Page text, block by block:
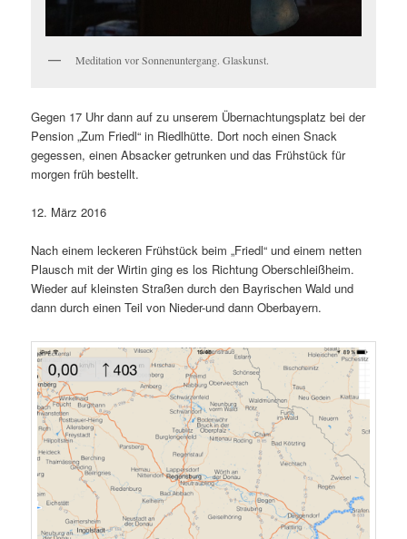
Meditation vor Sonnenuntergang. Glaskunst.
Gegen 17 Uhr dann auf zu unserem Übernachtungsplatz bei der
Pension „Zum Friedl“ in Riedlhütte. Dort noch einen Snack
gegessen, einen Absacker getrunken und das Frühstück für
morgen früh bestellt.
12. März 2016
Nach einem leckeren Frühstück beim „Friedl“ und einem netten
Plausch mit der Wirtin ging es los Richtung Oberschleißheim.
Wieder auf kleinsten Straßen durch den Bayrischen Wald und
dann durch einen Teil von Nieder-und dann Oberbayern.